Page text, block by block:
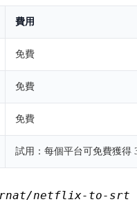
費用
免費
免費
免費
試用：每個平台可免費獲得
netflix-to-srt